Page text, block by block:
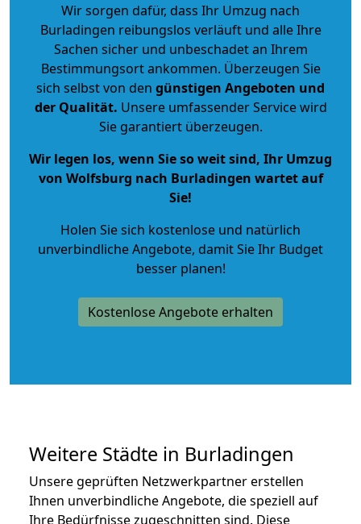
Wir sorgen dafür, dass Ihr Umzug nach
Burladingen reibungslos verläuft und alle Ihre
Sachen sicher und unbeschadet an Ihrem
Bestimmungsort ankommen. Überzeugen Sie
sich selbst von den günstigen Angeboten und
der Qualität. Unsere umfassender Service wird
Sie garantiert überzeugen.
Wir legen los, wenn Sie so weit sind, Ihr Umzug
von Wolfsburg nach Burladingen wartet auf
Sie!
Holen Sie sich kostenlose und natürlich
unverbindliche Angebote, damit Sie Ihr Budget
besser planen!
Kostenlose Angebote erhalten
Weitere Städte in Burladingen
Unsere geprüften Netzwerkpartner erstellen
Ihnen unverbindliche Angebote, die speziell auf
Ihre Bedürfnisse zugeschnitten sind. Diese